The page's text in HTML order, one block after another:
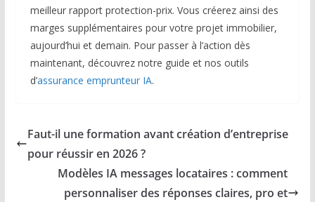
meilleur rapport protection-prix. Vous créerez ainsi des
marges supplémentaires pour votre projet immobilier,
aujourd’hui et demain. Pour passer à l’action dès
maintenant, découvrez notre guide et nos outils
d’assurance emprunteur IA.
Faut-il une formation avant création d’entreprise
pour réussir en 2026 ?
Modèles IA messages locataires : comment
personnaliser des réponses claires, pro et